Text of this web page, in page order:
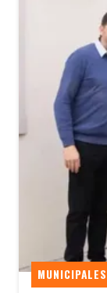
MUNICIPALES